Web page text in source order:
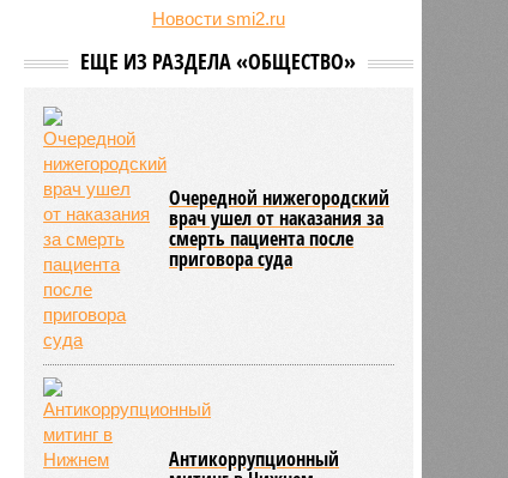
предоставления госимущества в
Новости smi2.ru
ЕЩЕ ИЗ РАЗДЕЛА «ОБЩЕСТВО»
Очередной нижегородский
врач ушел от наказания за
смерть пациента после
приговора суда
Антикоррупционный